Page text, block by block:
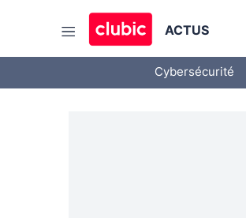
ACTUS
Cybersécurité